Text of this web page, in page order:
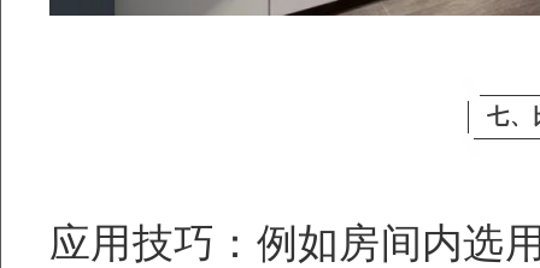
七、
应用技巧：例如房间内选